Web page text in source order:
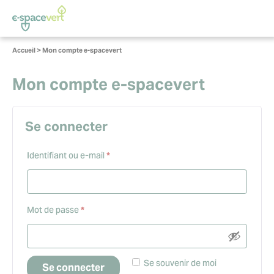
Panneau de gestion des cookies
Vous
Accueil>Mon compte e-spacevert
Mon compte e-spacevert
Se connecter
Identifiant ou e-mail *Obligatoire
Mot de passe*Obligatoire
Se souvenir de moi
Se connecter